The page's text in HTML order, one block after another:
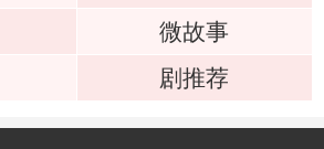
微故事
剧推荐